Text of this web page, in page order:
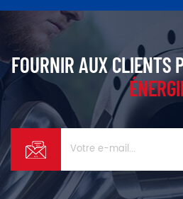
garantit une alimentation en
air stable pour les lignes de
production continues.
FOURNIR AUX CLIENTS